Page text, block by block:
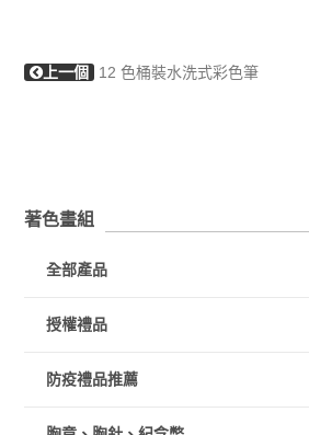
上一個 12 色桶裝水洗式彩色筆
著色畫組
全部產品
授權禮品
防疫禮品推薦